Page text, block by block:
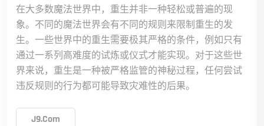
在大多数魔法世界中，重生并非一种轻松或普遍的现
象。不同的魔法世界会有不同的规则来限制重生的发
生。一些世界中的重生需要极其严格的条件，例如只有
通过一系列高难度的试炼或仪式才能实现。对于这些世
界来说，重生是一种被严格监管的神秘过程，任何尝试
违反规则的行为都可能导致灾难性的后果。
J9.com